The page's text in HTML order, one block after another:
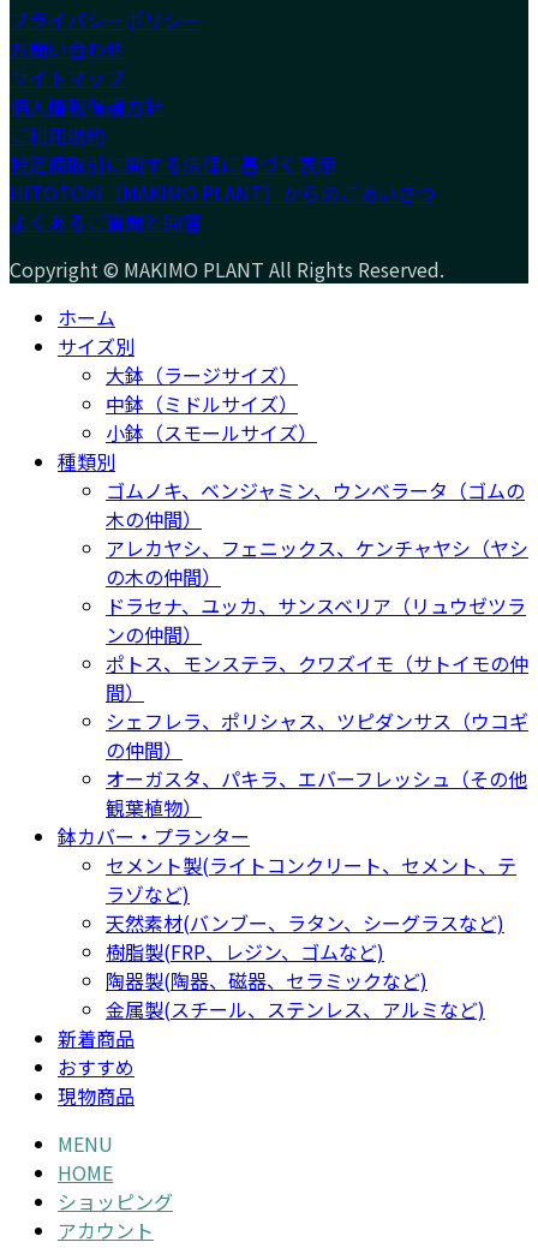
プライバシーポリシー
お問い合わせ
サイトマップ
個人情報保護方針
ご利用規約
特定商取引に関する法律に基づく表示
HITOTOKI（MAKIMO PLANT）からのごあいさつ
よくあるご質問と回答
Copyright © MAKIMO PLANT All Rights Reserved.
ホーム
サイズ別
大鉢（ラージサイズ）
中鉢（ミドルサイズ）
小鉢（スモールサイズ）
種類別
ゴムノキ、ベンジャミン、ウンベラータ（ゴムの
木の仲間）
アレカヤシ、フェニックス、ケンチャヤシ（ヤシ
の木の仲間）
ドラセナ、ユッカ、サンスベリア（リュウゼツラ
ンの仲間）
ポトス、モンステラ、クワズイモ（サトイモの仲
間）
シェフレラ、ポリシャス、ツピダンサス（ウコギ
の仲間）
オーガスタ、パキラ、エバーフレッシュ（その他
観葉植物）
鉢カバー・プランター
セメント製(ライトコンクリート、セメント、テ
ラゾなど)
天然素材(バンブー、ラタン、シーグラスなど)
樹脂製(FRP、レジン、ゴムなど)
陶器製(陶器、磁器、セラミックなど)
金属製(スチール、ステンレス、アルミなど)
新着商品
おすすめ
現物商品
MENU
HOME
ショッピング
アカウント